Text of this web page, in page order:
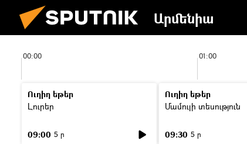
Արմենիա
00:00 01:00
Ուղիղ եթեր
Լուրեր
09:00 5 ր
Ուղիղ եթեր
Մամուլի տեսություն
09:30 5 ր